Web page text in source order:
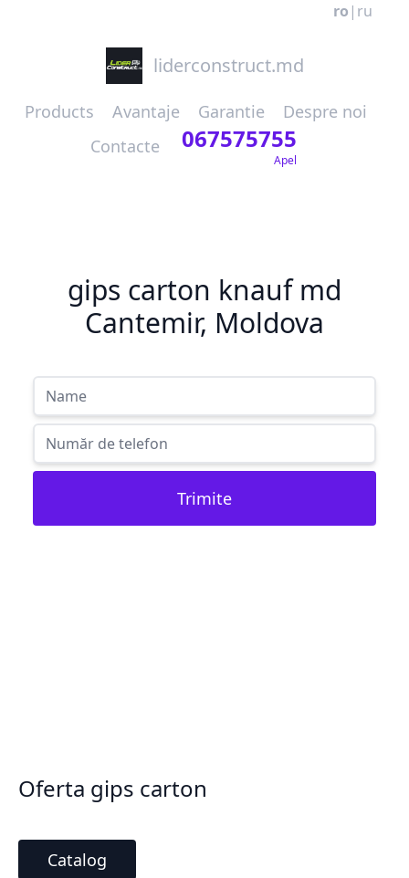
ro | ru
liderconstruct.md
Products Avantaje Garantie
Despre noi
Contacte
067575755
Apel
gips carton knauf md
Cantemir, Moldova
Trimite
Oferta gips carton
Catalog